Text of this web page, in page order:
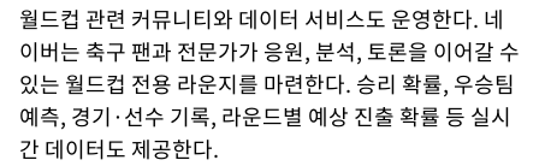
월드컵 관련 커뮤니티와 데이터 서비스도 운영한다. 네
이버는 축구 팬과 전문가가 응원, 분석, 토론을 이어갈 수
있는 월드컵 전용 라운지를 마련한다. 승리 확률, 우승팀
예측, 경기·선수 기록, 라운드별 예상 진출 확률 등 실시
간 데이터도 제공한다.